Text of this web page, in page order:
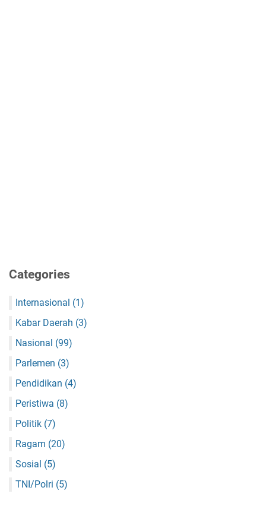
Categories
Internasional (1)
Kabar Daerah (3)
Nasional (99)
Parlemen (3)
Pendidikan (4)
Peristiwa (8)
Politik (7)
Ragam (20)
Sosial (5)
TNI/Polri (5)